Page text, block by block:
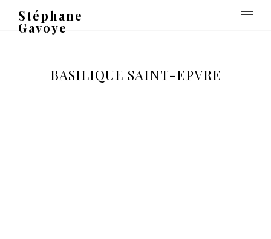
Stéphane
Gavoye
BASILIQUE SAINT-EPVRE